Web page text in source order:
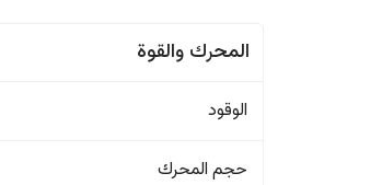
المحرك والقوة
الوقود
حجم المحرك